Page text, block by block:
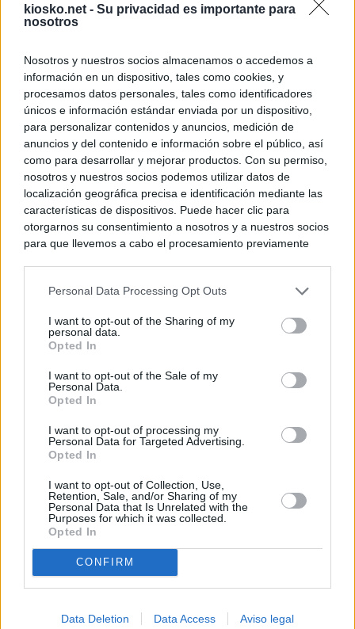
kiosko.net - Su privacidad es importante para
nosotros
Nosotros y nuestros socios almacenamos o accedemos a
información en un dispositivo, tales como cookies, y
procesamos datos personales, tales como identificadores
únicos e información estándar enviada por un dispositivo,
para personalizar contenidos y anuncios, medición de
anuncios y del contenido e información sobre el público, así
como para desarrollar y mejorar productos. Con su permiso,
nosotros y nuestros socios podemos utilizar datos de
localización geográfica precisa e identificación mediante las
características de dispositivos. Puede hacer clic para
otorgarnos su consentimiento a nosotros y a nuestros socios
para que llevemos a cabo el procesamiento previamente
negar su consentimiento. Tenga en cuenta que algún
de su consentimiento, pero usted tiene el derecho de
rechazar tal procesamiento. Sus preferencias se aplicarán
cualquier momento entrando de nuevo en este sitio web o
visitando nuestra política de privacidad.
Personal Data Processing Opt Outs
I want to opt-out of the Sharing of my
personal data.
Opted In
I want to opt-out of the Sale of my
Personal Data.
Opted In
I want to opt-out of processing my
Personal Data for Targeted Advertising.
Opted In
I want to opt-out of Collection, Use,
Retention, Sale, and/or Sharing of my
Personal Data that Is Unrelated with the
Purposes for which it was collected.
Opted In
CONFIRM
Data Deletion Data Access Aviso legal